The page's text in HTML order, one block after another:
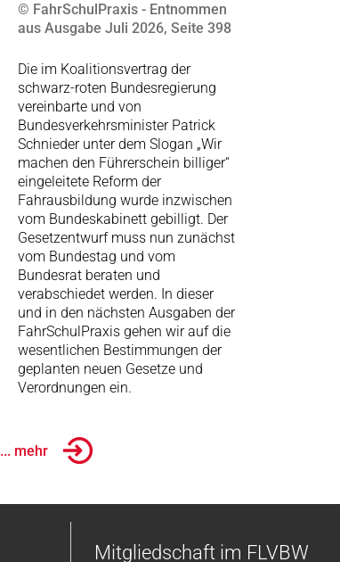
© FahrSchulPraxis - Entnommen
aus Ausgabe Juli 2026, Seite 398
Die im Koalitionsvertrag der
schwarz-roten Bundesregierung
vereinbarte und von
Bundesverkehrsminister Patrick
Schnieder unter dem Slogan „Wir
machen den Führerschein billiger“
eingeleitete Reform der
Fahrausbildung wurde inzwischen
vom Bundeskabinett gebilligt. Der
Gesetzentwurf muss nun zunächst
vom Bundestag und vom
Bundesrat beraten und
verabschiedet werden. In dieser
und in den nächsten Ausgaben der
FahrSchulPraxis gehen wir auf die
wesentlichen Bestimmungen der
geplanten neuen Gesetze und
Verordnungen ein.
... mehr
Mitgliedschaft im FLVBW